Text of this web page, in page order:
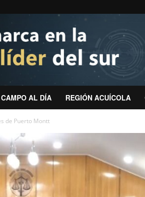
CAMPO AL DÍA REGIÓN ACUÍCOLA
de Puerto Montt